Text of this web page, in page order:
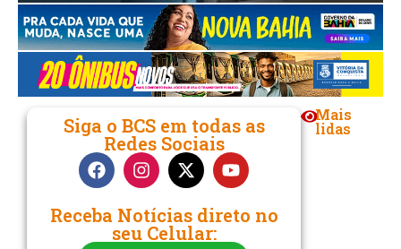
Siga o BCS em todas as
Redes Sociais
Receba Notícias direto no
seu Celular:
Mais
lidas